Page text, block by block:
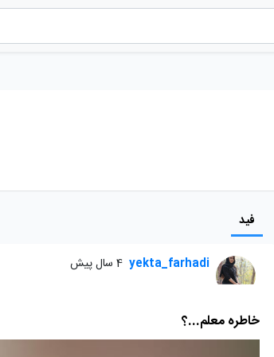
فید
yekta_farhadi 4 سال پیش
خاطره معلم...؟